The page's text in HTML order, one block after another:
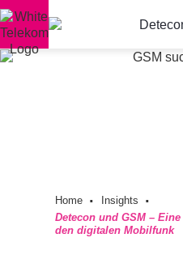
Home · Insights ·
Detecon und GSM –
den digitalen Mobilfunk